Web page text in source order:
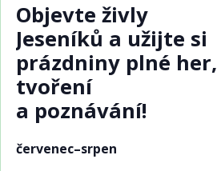
Objevte živly
Jeseníků a užijte si
prázdniny plné her,
tvoření
a poznávání!
červenec–srpen